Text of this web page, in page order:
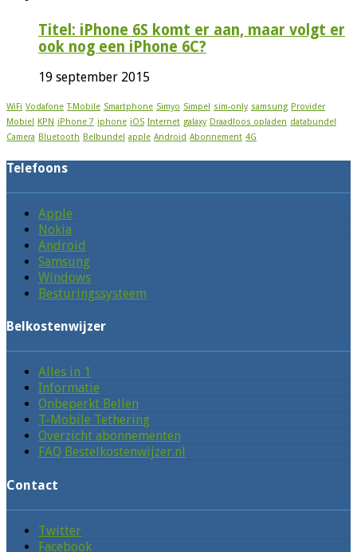
Titel: iPhone 6S komt er aan, maar volgt er
ook nog een iPhone 6C?
19 september 2015
WiFi Vodafone T-Mobile Smartphone Simyo Simpel sim-only samsung Provider
Mobiel
KPN iPhone 7 iphone iOS Internet galaxy Draadloos opladen databundel
Camera Bluetooth Belbundel apple Android Abonnement 4G
Telefoons
Apple
Nokia
Android
Samsung
Windows
Besturingssysteem
Belkostenwijzer
Alles in 1
Informatie
Onbeperkt Bellen
T-Mobile Tethering
Overzicht abonnementen
FAQ Bestelkostenwijzer.nl
Contact
Twitter
Facebook